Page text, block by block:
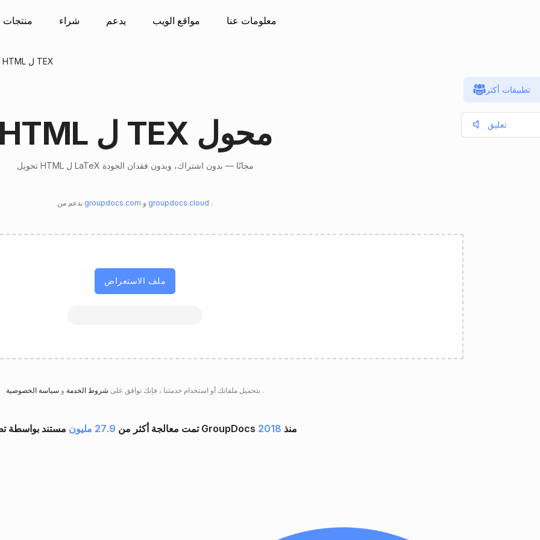
منتجات شراء يدعم مواقع الويب معلومات عنا
يتحول HTML ل TEX
HTML ل TEX محول
تحويل HTML ل LaTeX مجانًا — بدون اشتراك، وبدون فقدان الجودة
groupdocs.com groupdocs.cloud .
ملف الاستعراض
بتحميل ملفاتك أو استخدام خدمتنا ، فإنك توافق على شروط الخدمة و .
تمت معالجة أكثر من 27.9 مليون مستند بواسطة تطبيقات GroupDocs منذ 2018
تطبيقات أكثر
تعليق